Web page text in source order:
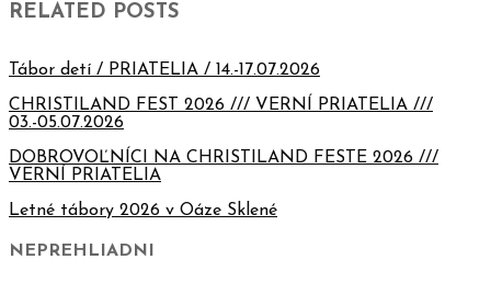
RELATED POSTS
Tábor detí / PRIATELIA / 14.-17.07.2026
CHRISTILAND FEST 2026 /// VERNÍ PRIATELIA ///
03.-05.07.2026
DOBROVOĽNÍCI NA CHRISTILAND FESTE 2026 ///
VERNÍ PRIATELIA
Letné tábory 2026 v Oáze Sklené
NEPREHLIADNI